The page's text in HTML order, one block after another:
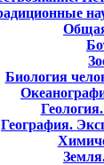
Биология
География.